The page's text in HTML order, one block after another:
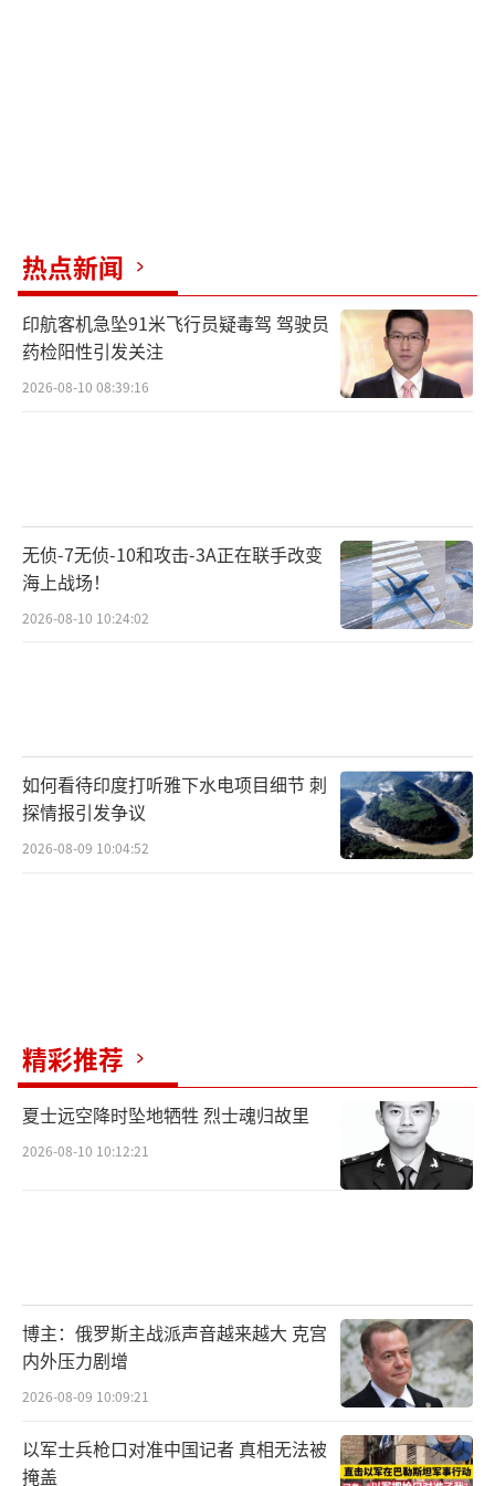
热点新闻
印航客机急坠91米飞行员疑毒驾 驾驶员
药检阳性引发关注
2026-08-10 08:39:16
无侦-7无侦-10和攻击-3A正在联手改变
海上战场！
2026-08-10 10:24:02
如何看待印度打听雅下水电项目细节 刺
探情报引发争议
2026-08-09 10:04:52
精彩推荐
夏士远空降时坠地牺牲 烈士魂归故里
2026-08-10 10:12:21
博主：俄罗斯主战派声音越来越大 克宫
内外压力剧增
2026-08-09 10:09:21
以军士兵枪口对准中国记者 真相无法被
掩盖